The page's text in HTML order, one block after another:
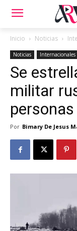
Inicio Noticias
Noticias Internacionales
Se
militar
personas
Por Bimary De Jesus